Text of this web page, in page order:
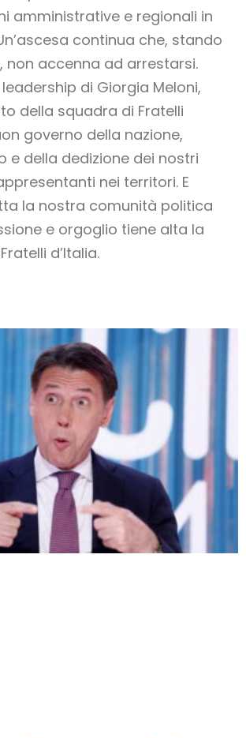
amministrative e regionali in
continua che, stando
non accenna ad arrestarsi.
di Giorgia Meloni,
della squadra di Fratelli
governo della nazione,
e della dedizione dei nostri
nei territori. E
la nostra comunità politica
e orgoglio tiene alta la
d’Italia.